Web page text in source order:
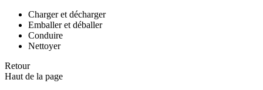
Charger et décharger
Emballer et déballer
Conduire
Nettoyer
Retour
Haut de la page